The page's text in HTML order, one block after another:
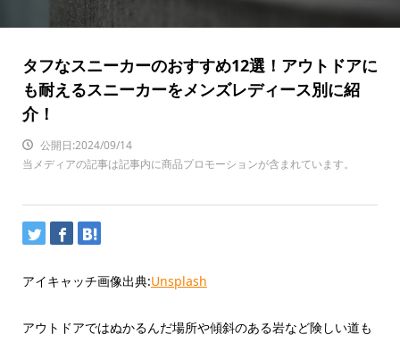
タフなスニーカーのおすすめ12選！アウトドアに
も耐えるスニーカーをメンズレディース別に紹
介！
公開日:2024/09/14
当メディアの記事は記事内に商品プロモーションが含まれています。
アイキャッチ画像出典:Unsplash
アウトドアではぬかるんだ場所や傾斜のある岩など険しい道も